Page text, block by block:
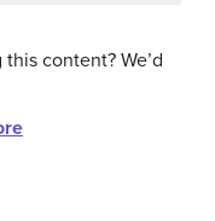
content? We’d